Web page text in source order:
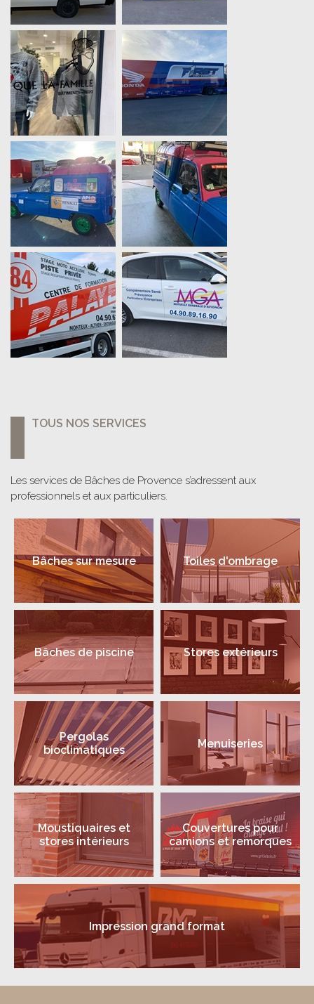
TOUS NOS SERVICES
Les services de Bâches de Provence s’adressent aux
professionnels et aux particuliers.
Bâches sur mesure Toiles d'ombrage
Bâches de piscine Stores extérieurs
Pergolas
bioclimatiques
Menuiseries
Moustiquaires et
stores intérieurs
Couvertures pour
camions et remorques
Impression grand format